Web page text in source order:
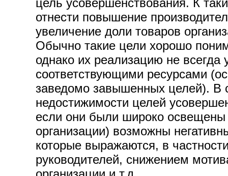
цель усовершенствования. К
отнести повышение
увеличение доли товаров
Обычно такие цели хорошо
однако их реализацию не всегда
соответствующими ресурсами
заведомо завышенных целей). В
недостижимости целей
если они были широко освещены
организации) возможны
которые выражаются, в
руководителей, снижением